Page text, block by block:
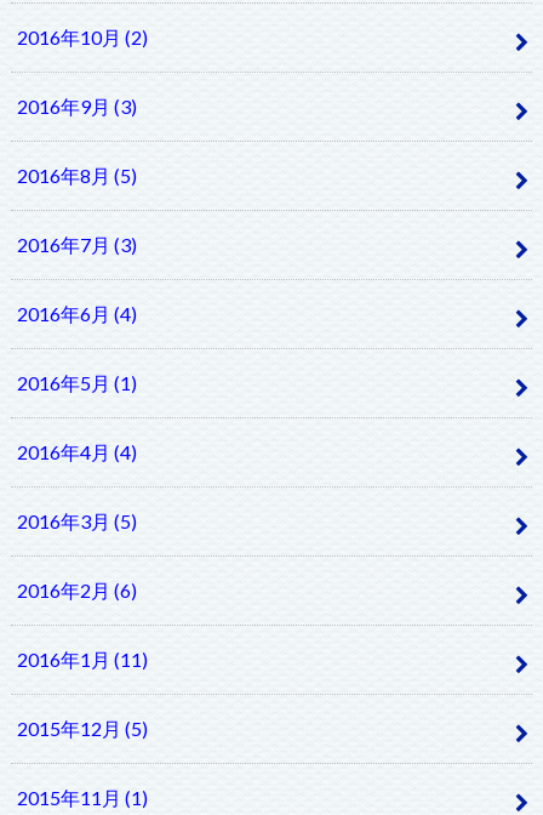
2016年10月 (2)
2016年9月 (3)
2016年8月 (5)
2016年7月 (3)
2016年6月 (4)
2016年5月 (1)
2016年4月 (4)
2016年3月 (5)
2016年2月 (6)
2016年1月 (11)
2015年12月 (5)
2015年11月 (1)